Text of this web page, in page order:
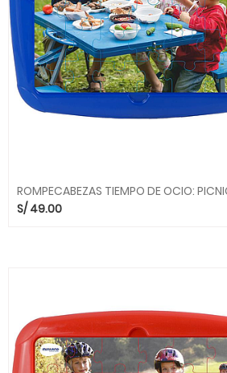
ROMPECABEZAS TIEMPO DE OCIO:
S/ 49.00